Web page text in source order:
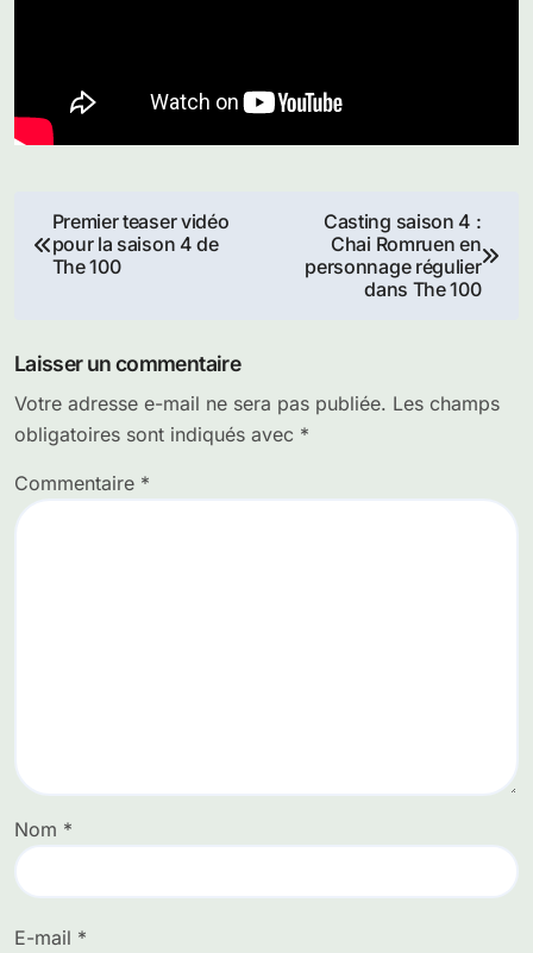
Navigation
de
Premier teaser vidéo
pour la saison 4 de
The 100
Casting saison 4 :
Chai Romruen en
personnage régulier
dans The 100
Laisser un commentaire
Votre adresse e-mail ne sera pas publiée. Les champs
obligatoires sont indiqués avec *
Commentaire *
Nom *
E-mail *